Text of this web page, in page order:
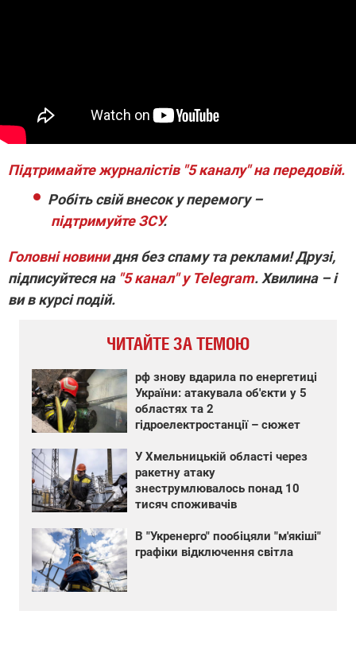
Підтримайте журналістів "5 каналу" на передовій.
Робіть свій внесок у перемогу –
підтримуйте ЗСУ.
Головні новинидня без спаму та реклами! Друзі,
підписуйтеся на "5 канал" у Telegram. Хвилина – і
ви в курсі подій.
ЧИТАЙТЕ ЗА ТЕМОЮ
рф знову вдарила по енергетиці
України: атакувала об'єкти у 5
областях та 2
гідроелектростанції – сюжет
У Хмельницькій області через
ракетну атаку
знеструмлювалось понад 10
тисяч споживачів
В "Укренерго" пообіцяли "м'якіші"
графіки відключення світла